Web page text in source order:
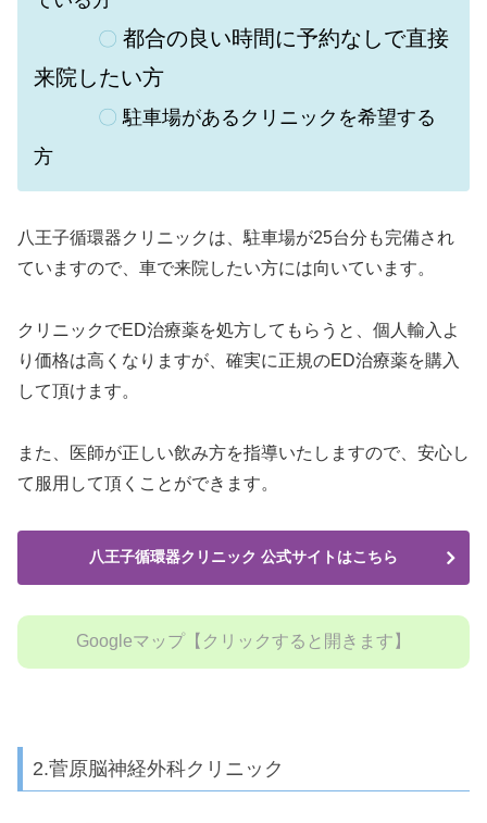
〇 都合の良い時間に予約なしで直接
来院したい方
〇駐車場があるクリニックを希望する
方
八王子循環器クリニックは、駐車場が25台分も完備され
ていますので、車で来院したい方には向いています。
クリニックでED治療薬を処方してもらうと、個人輸入よ
り価格は高くなりますが、確実に正規のED治療薬を購入
して頂けます。
また、医師が正しい飲み方を指導いたしますので、安心し
て服用して頂くことができます。
八王子循環器クリニック 公式サイトはこちら
Googleマップ【クリックすると開きます】
2.菅原脳神経外科クリニック